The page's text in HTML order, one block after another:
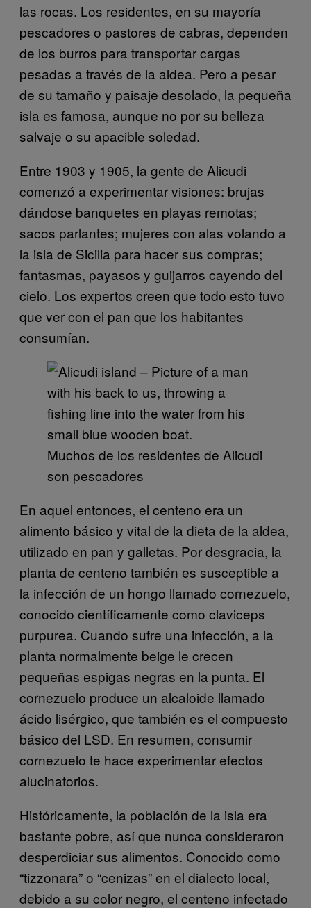
las rocas. Los residentes, en su mayoría
pescadores o pastores de cabras, dependen
de los burros para transportar cargas
pesadas a través de la aldea. Pero a pesar
de su tamaño y paisaje desolado, la pequeña
isla es famosa, aunque ​​no por su belleza
salvaje o su apacible soledad.
Entre 1903 y 1905, la gente de Alicudi
comenzó a experimentar visiones: brujas
dándose banquetes en playas remotas;
sacos parlantes; mujeres con alas volando a
la isla de Sicilia para hacer sus compras;
fantasmas, payasos y guijarros cayendo del
cielo. Los expertos creen que todo esto tuvo
que ver con el pan que los habitantes
consumían.
Muchos de los residentes de Alicudi
son pescadores
En aquel entonces, el centeno era un
alimento básico y vital de la dieta de la aldea,
utilizado en pan y galletas. Por desgracia, la
planta de centeno también es susceptible a
la infección de un hongo llamado cornezuelo,
conocido científicamente como claviceps
purpurea. Cuando sufre una infección, a la
planta normalmente beige le crecen
pequeñas espigas negras en la punta. El
cornezuelo produce un alcaloide llamado
ácido lisérgico, que también es el compuesto
básico del LSD. En resumen, consumir
cornezuelo te hace experimentar efectos
alucinatorios.
Históricamente, la población de la isla era
bastante pobre, así que nunca consideraron
desperdiciar sus alimentos. Conocido como
“tizzonara” o “cenizas” en el dialecto local,
debido a su color negro, el centeno infectado